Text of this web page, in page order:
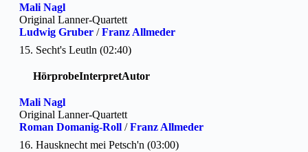
Mali Nagl
Original Lanner-Quartett
Ludwig Gruber /Franz Allmeder
15. Secht's Leutln (02:40)
HörprobeInterpretAutor
Mali Nagl
Original Lanner-Quartett
Roman Domanig-Roll /Franz Allmeder
16. Hausknecht mei Petsch'n (03:00)